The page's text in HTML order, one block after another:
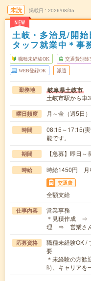
未読
NEW
掲載日 2026/08/05
土岐・多治見/開
タッフ就業中＊事
職種未経験OK 交通費別途
WEB登録OK 派遣
勤務地 岐阜県土岐市
土岐市駅から車
曜日頻度 月～金（週5日
時間
08:15～17:15(
能です。
期間 【急募】即日
時給 時給1450円 月
交通費
全額支給
仕事内容
営業事務
＊見積作成 ⇒
理 ⇒ 営業さん
応募資格
職種未経験OK /
要
＊未経験の方歓
時、キャリアを